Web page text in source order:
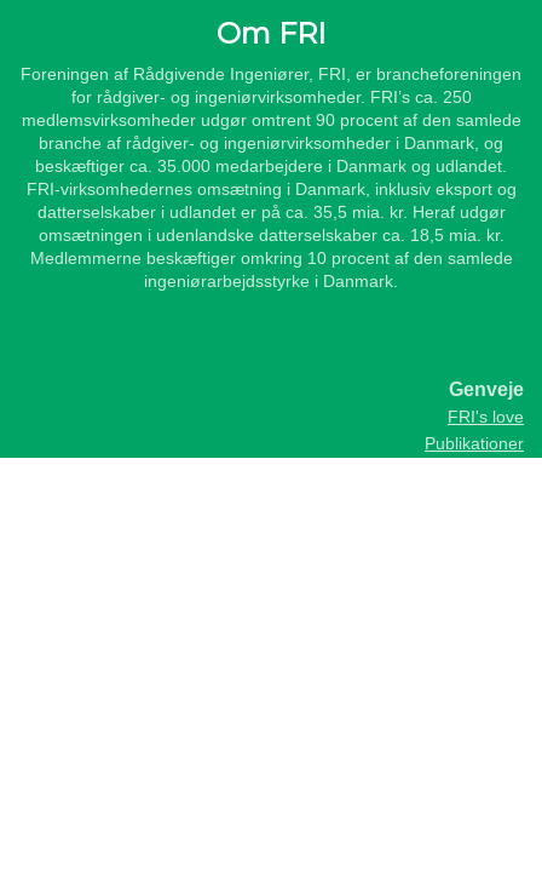
Om FRI
Foreningen af Rådgivende Ingeniører, FRI, er brancheforeningen
for rådgiver- og ingeniørvirksomheder. FRI’s ca. 250
medlemsvirksomheder udgør omtrent 90 procent af den samlede
branche af rådgiver- og ingeniørvirksomheder i Danmark, og
beskæftiger ca. 35.000 medarbejdere i Danmark og udlandet.
FRI-virksomhedernes omsætning i Danmark, inklusiv eksport og
datterselskaber i udlandet er på ca. 35,5 mia. kr. Heraf udgør
omsætningen i udenlandske datterselskaber ca. 18,5 mia. kr.
Medlemmerne beskæftiger omkring 10 procent af den samlede
ingeniørarbejdsstyrke i Danmark.
Genveje
FRI's love
Publikationer